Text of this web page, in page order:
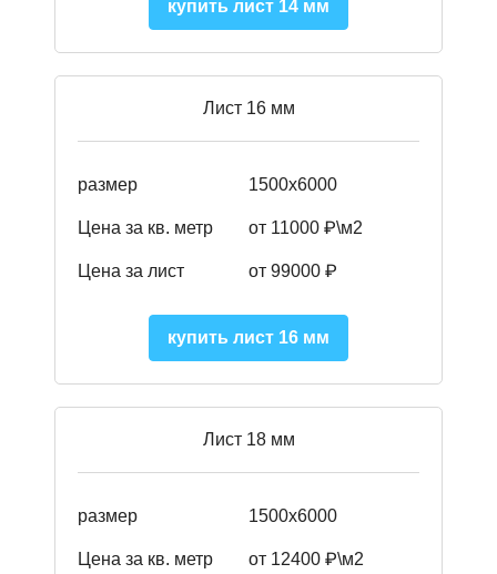
купить лист 14 мм
Лист 16 мм
размер 1500х6000
Цена за кв. метр от 11000 ₽\м2
Цена за лист от 99000 ₽
купить лист 16 мм
Лист 18 мм
размер 1500х6000
Цена за кв. метр от 12400 ₽\м2